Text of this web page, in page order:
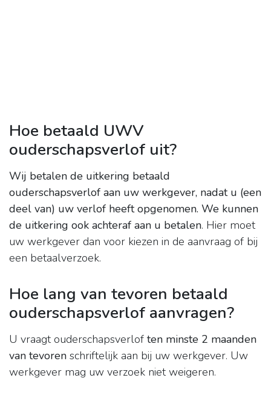
Hoe betaald UWV
ouderschapsverlof uit?
Wij betalen de uitkering betaald
ouderschapsverlof aan uw werkgever, nadat u (een
deel van) uw verlof heeft opgenomen. We kunnen
de uitkering ook achteraf aan u betalen. Hier moet
uw werkgever dan voor kiezen in de aanvraag of bij
een betaalverzoek.
Hoe lang van tevoren betaald
ouderschapsverlof aanvragen?
U vraagt ouderschapsverlof ten minste 2 maanden
van tevoren schriftelijk aan bij uw werkgever. Uw
werkgever mag uw verzoek niet weigeren.